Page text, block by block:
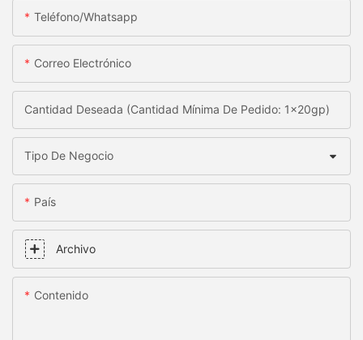
Teléfono/whatsapp
Correo Electrónico
Cantidad Deseada (Cantidad Mínima De Pedido: 1x20gp)
Tipo De Negocio
País
Archivo
Contenido